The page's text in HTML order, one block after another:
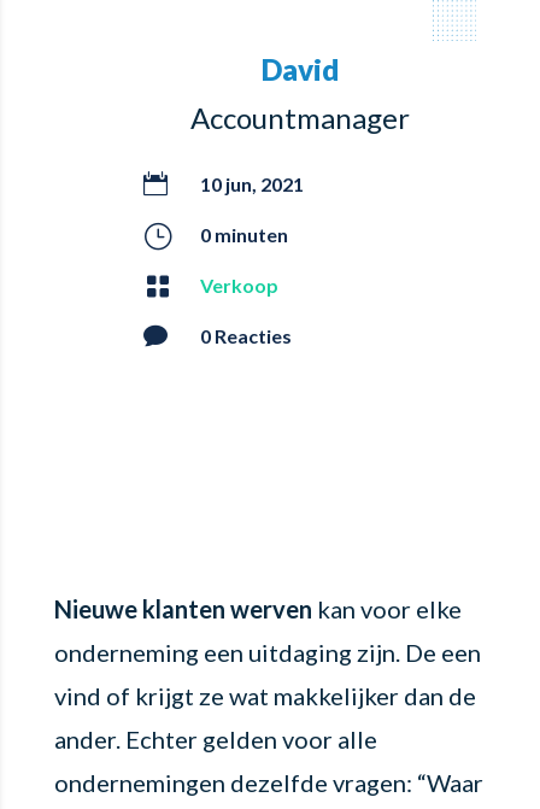
David
Accountmanager
 10 jun, 2021
} 0 minuten
 Verkoop
 0 Reacties
Nieuwe klanten werven kan voor elke
onderneming een uitdaging zijn. De een
vind of krijgt ze wat makkelijker dan de
ander. Echter gelden voor alle
ondernemingen dezelfde vragen: “Waar